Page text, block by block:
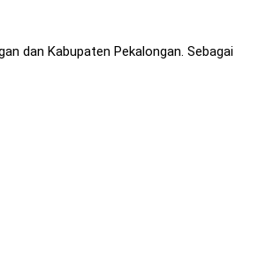
dan Kabupaten Pekalongan. Sebagai